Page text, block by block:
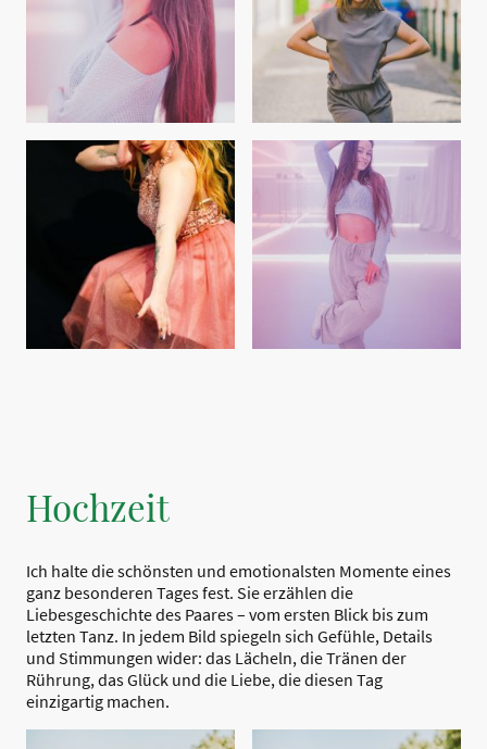
Hochzeit
Ich halte die schönsten und emotionalsten Momente eines
ganz besonderen Tages fest. Sie erzählen die
Liebesgeschichte des Paares – vom ersten Blick bis zum
letzten Tanz. In jedem Bild spiegeln sich Gefühle, Details
und Stimmungen wider: das Lächeln, die Tränen der
Rührung, das Glück und die Liebe, die diesen Tag
einzigartig machen.